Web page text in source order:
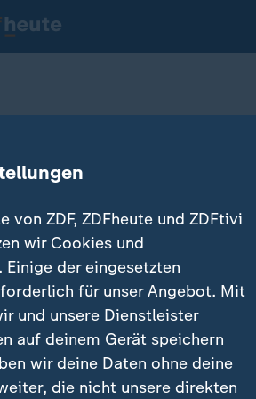
von ZDF, ZDFheute und ZDFtivi
wir Cookies und
der eingesetzten
für unser Angebot. Mit
und unsere Dienstleister
auf deinem Gerät speichern
wir deine Daten ohne deine
die nicht unsere direkten